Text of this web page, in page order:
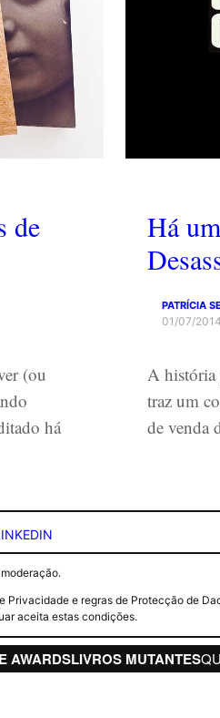
de
(ou
há
Há
PATRÍCIA
01/07/2014
A história
traz um
de venda
e regras de Protecção de
aceita estas condições.
AWARDSLIVROS MUTANTES